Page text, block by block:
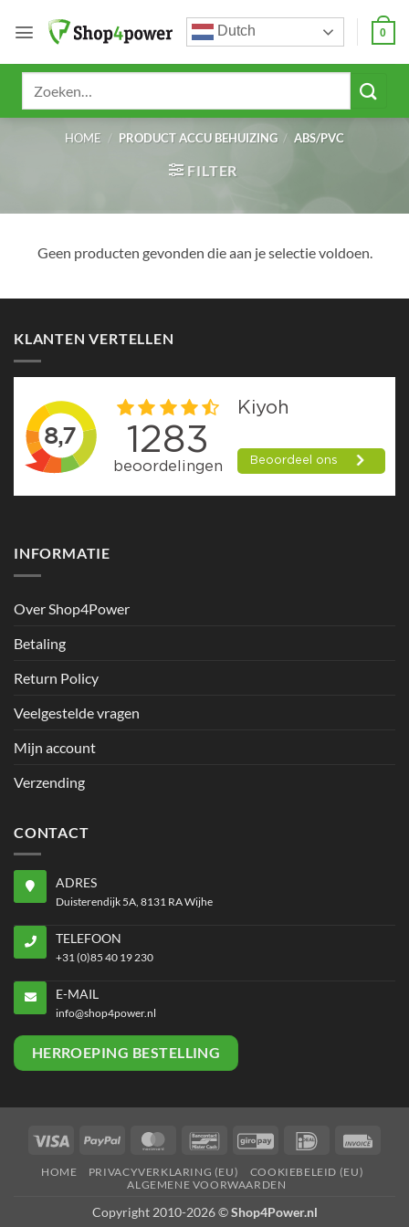
naar
Dutch 0
HOME / PRODUCT ACCU BEHUIZING / ABS/PVC
FILTER
Geen producten gevonden die aan je selectie voldoen.
KLANTEN VERTELLEN
INFORMATIE
Over Shop4Power
Betaling
Return Policy
Veelgestelde vragen
Mijn account
Verzending
CONTACT
ADRES
Duisterendijk 5A, 8131 RA Wijhe
TELEFOON
+31 (0)85 40 19 230
E-MAIL
info@shop4power.nl
HERROEPING BESTELLING
Visa PayPal MasterCardBancontactGiroPay IDeal
HOME PRIVACYVERKLARING (EU)
COOKIEBELEID (EU)
ALGEMENE VOORWAARDEN
Copyright 2010-2026 ©Shop4Power.nl